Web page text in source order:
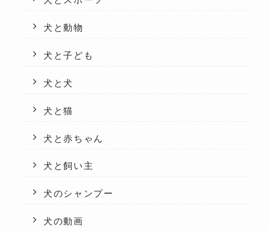
犬と動物
犬と子ども
犬と犬
犬と猫
犬と赤ちゃん
犬と飼い主
犬のシャンプー
犬の動画